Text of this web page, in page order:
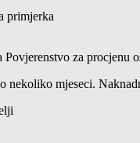
primjerka
za procjenu
nekoliko mjeseci.